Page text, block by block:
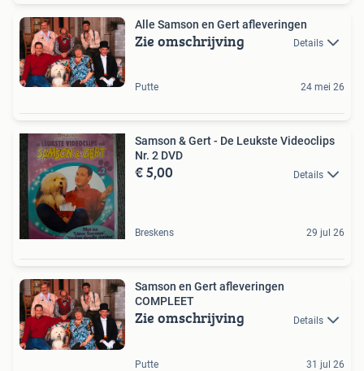
Alle Samson en Gert afleveringen
Zie omschrijving Details
Putte 24 mei 26
Samson & Gert - De Leukste Videoclips
Nr. 2 DVD
€ 5,00 Details
Breskens 29 jul 26
Samson en Gert afleveringen
COMPLEET
Zie omschrijving Details
Putte 31 jul 26